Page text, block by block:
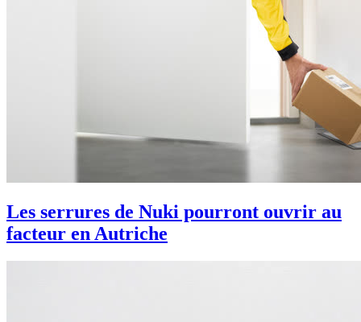
Les serrures de Nuki pourront ouvrir au
facteur en Autriche